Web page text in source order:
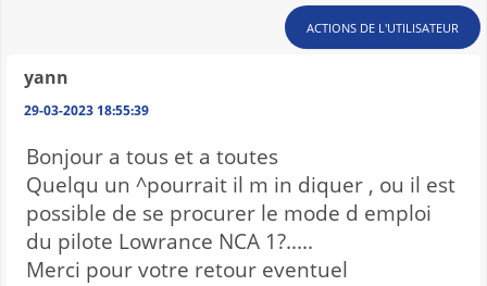
ACTIONS DE L'UTILISATEUR
yann
29-03-2023 18:55:39
Bonjour a tous et a toutes
Quelqu un ^pourrait il m in diquer , ou il est
possible de se procurer le mode d emploi
du pilote Lowrance NCA 1?.....
Merci pour votre retour eventuel